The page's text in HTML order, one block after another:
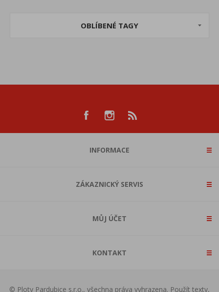
OBLÍBENÉ TAGY
INFORMACE
ZÁKAZNICKÝ SERVIS
MŮJ ÚČET
KONTAKT
© Ploty Pardubice s.r.o., všechna práva vyhrazena. Použít texty,